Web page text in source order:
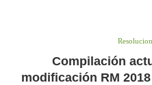
Compilación
modificación RM